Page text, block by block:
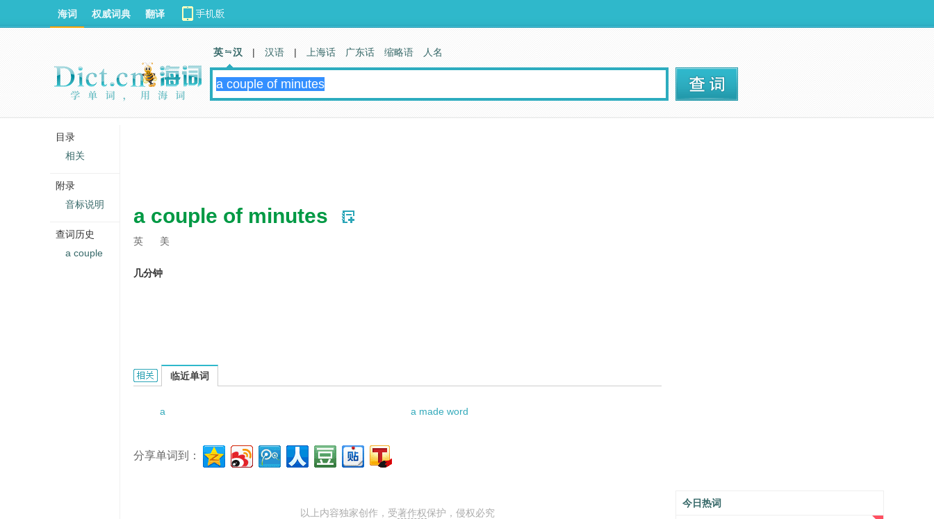
a couple of minutes
英 美
几分钟
a couple of minutes的相关资料：
临近单词
a a made word
分享单词到：
以上内容独家创作，受著作权保护，侵权必究
今日热词
海词 权威词典 翻译
英 汉 | 汉语 | 上海话 广东话 缩略语 人名
目录
相关
附录
音标说明
查词历史
a couple